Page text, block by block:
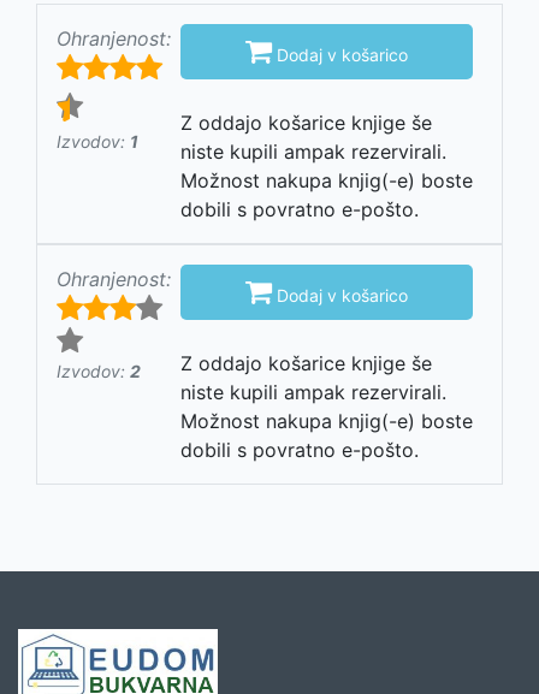
Ohranjenost:
Izvodov: 1
 Dodaj v košarico
Z oddajo košarice knjige še
niste kupili ampak rezervirali.
Možnost nakupa knjig(-e) boste
dobili s povratno e-pošto.
Ohranjenost:
Izvodov: 2
 Dodaj v košarico
Z oddajo košarice knjige še
niste kupili ampak rezervirali.
Možnost nakupa knjig(-e) boste
dobili s povratno e-pošto.